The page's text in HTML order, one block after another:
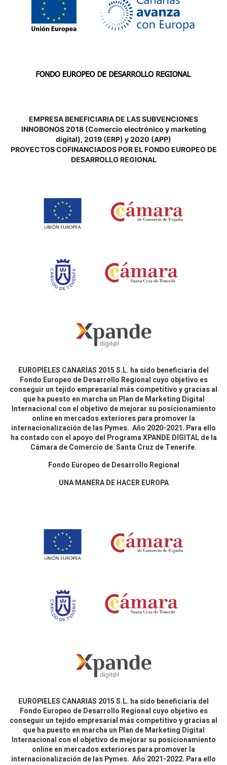
EMPRESA BENEFICIARIA DE LAS SUBVENCIONES
INNOBONOS 2018 (Comercio electrónico y marketing
digital), 2019 (ERP) y 2020 (APP)
PROYECTOS COFINANCIADOS POR EL FONDO EUROPEO DE
DESARROLLO REGIONAL
EUROPIELES CANARIAS 2015 S.L. ha sido beneficiaria del
Fondo Europeo de Desarrollo Regional cuyo objetivo es
conseguir un tejido empresarial más competitivo y gracias al
que ha puesto en marcha un Plan de Marketing Digital
Internacional con el objetivo de mejorar su posicionamiento
online en mercados exteriores para promover la
internacionalización de las Pymes. Año 2020-2021. Para ello
ha contado con el apoyo del Programa XPANDE DIGITAL de la
Cámara de Comercio de Santa Cruz de Tenerife.
Fondo Europeo de Desarrollo Regional
UNA MANERA DE HACER EUROPA
EUROPIELES CANARIAS 2015 S.L. ha sido beneficiaria del
Fondo Europeo de Desarrollo Regional cuyo objetivo es
conseguir un tejido empresarial más competitivo y gracias al
que ha puesto en marcha un Plan de Marketing Digital
Internacional con el objetivo de mejorar su posicionamiento
online en mercados exteriores para promover la
internacionalización de las Pymes. Año 2021-2022. Para ello